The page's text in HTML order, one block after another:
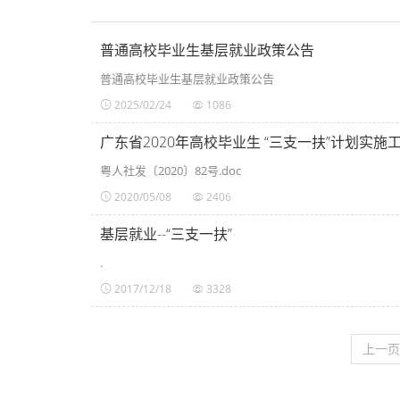
普通高校毕业生基层就业政策公告
普通高校毕业生基层就业政策公告
2025/02/24 1086
广东省2020年高校毕业生 “三支一扶”计划实施
粤人社发〔2020〕82号.doc
2020/05/08 2406
基层就业--“三支一扶”
.
2017/12/18 3328
上一页